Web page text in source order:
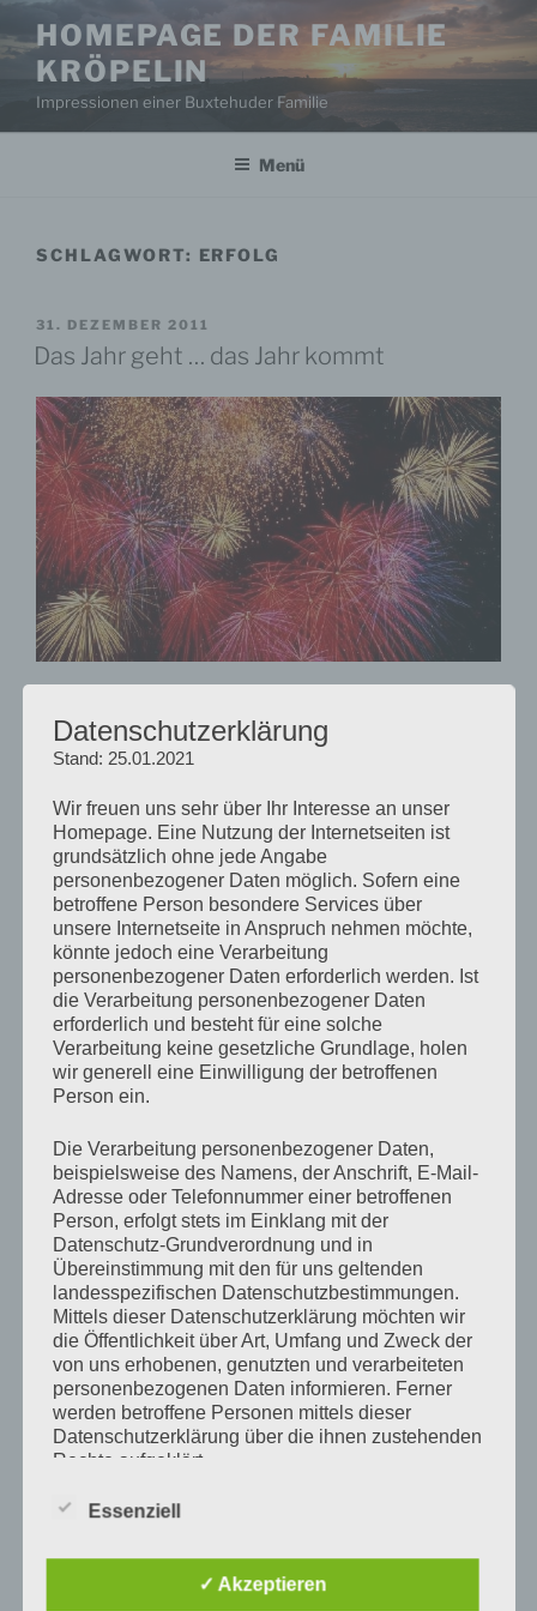
Inhalt
springen
HOMEPAGE DER FAMILIE
KRÖPELIN
Impressionen einer Buxtehuder Familie
Menü
SCHLAGWORT: ERFOLG
VERÖFFENTLICHT
AM
31. DEZEMBER 2011
Das Jahr geht … das Jahr kommt
ein neues steht vor der Tür. Für uns war das Jahr 2011
ein Jahr wie so viele davor. Es gab einige Erfolge und
Jahr. Wir werden das Jahr nun mit einem üppigen
Essen und in aller Ruhe ausklingen lassen.
Wir wünschen euch allen einen
guten Rutsch
ins neue Jahr und ein erfolgreiches
Jahr 2012 !
Datenschutzerklärung
Stand: 25.01.2021
Wir freuen uns sehr über Ihr Interesse an unser
Homepage. Eine Nutzung der Internetseiten ist
grundsätzlich ohne jede Angabe
personenbezogener Daten möglich. Sofern eine
betroffene Person besondere Services über
unsere Internetseite in Anspruch nehmen möchte,
könnte jedoch eine Verarbeitung
personenbezogener Daten erforderlich werden. Ist
die Verarbeitung personenbezogener Daten
erforderlich und besteht für eine solche
Verarbeitung keine gesetzliche Grundlage, holen
wir generell eine Einwilligung der betroffenen
Person ein.
Die Verarbeitung personenbezogener Daten,
beispielsweise des Namens, der Anschrift, E-Mail-
Adresse oder Telefonnummer einer betroffenen
Person, erfolgt stets im Einklang mit der
Datenschutz-Grundverordnung und in
Übereinstimmung mit den für uns geltenden
landesspezifischen Datenschutzbestimmungen.
Mittels dieser Datenschutzerklärung möchten wir
die Öffentlichkeit über Art, Umfang und Zweck der
von uns erhobenen, genutzten und verarbeiteten
personenbezogenen Daten informieren. Ferner
werden betroffene Personen mittels dieser
Datenschutzerklärung über die ihnen zustehenden
Rechte aufgeklärt.
Wir haben als für die Verarbeitung Verantwortlicher
Maßnahmen umgesetzt, um einen möglichst
lückenlosen Schutz der über diese Internetseite
Essenziell
✓ Akzeptieren